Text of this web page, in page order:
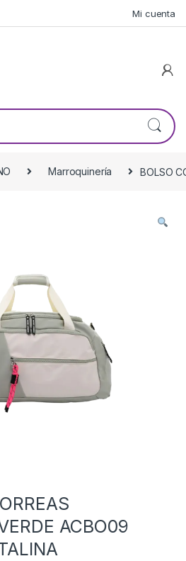
Mi cuenta
Marroquinería BOLSO
ACBO09